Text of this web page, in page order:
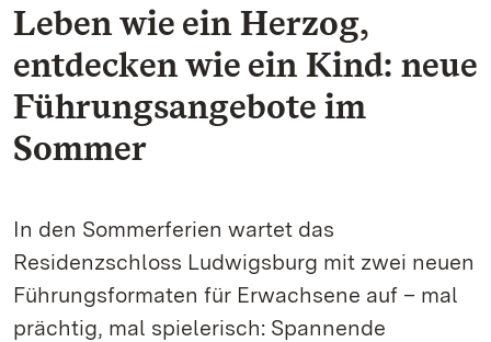
Leben wie ein Herzog,
entdecken wie ein Kind: neue
Führungsangebote im
Sommer
In den Sommerferien wartet das
Residenzschloss Ludwigsburg mit zwei neuen
Führungsformaten für Erwachsene auf – mal
prächtig, mal spielerisch: Spannende